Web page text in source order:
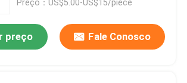
Preço：US$5.00-US$15/piece
preço Fale Conosco